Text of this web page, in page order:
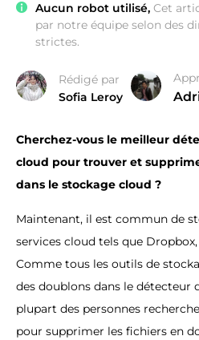
Aucun robot utilisé, Cet
par notre équipe selon des
strictes.
Rédigé par
Sofia Leroy
Cherchez-vous le meilleur
cloud pour trouver et
dans le stockage cloud ?
Maintenant, il est commun de
services cloud tels que
Comme tous les outils de
des doublons dans le détecteur
plupart des personnes
pour supprimer les fichiers en